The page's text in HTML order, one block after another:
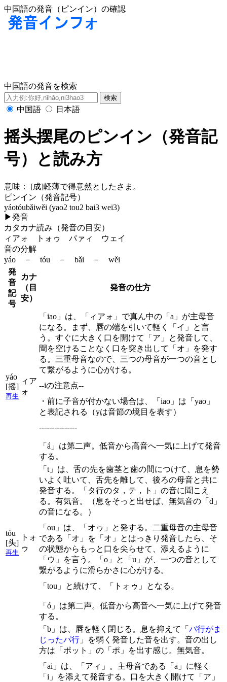
中国語の発音（ピンイン）の確認
中国語の発音を検索
中国語 日本語
摇头摆尾のピンイン（発音記
号）と読み方
意味：
[成]軽薄で得意然としたさま。
ピンイン（発音記号）
yáotóubǎiwěi (yao2 tou2 bai3 wei3)
▶発音
カタカナ読み（発音の目安）
ィアォ トォゥ パァィ ウェイ
音の分解
yáo － tóu － bǎi － wěi
発
音
記
号
カナ
（目
安）
発音の仕方
yáo
[摇]
再生
ィア
ォ
「iao」は、「ィアォ」で真ん中の「a」が主母音
になる。まず、唇の端を引いて軽く「イ」と言
う。すぐに大きく口を開けて「ア」と発音して、
間を空けることなく口を突き出して「オ」を発す
る。三重母音なので、三つの母音が一つの音とし
て繋がるように心がける。
--iの注意点--
・前に子音が付かない場合は、「iao」は「yao」
と表記される（yは音節の境目を表す）
---------------
「á」は第二声。低音から高音へ一気に上げて発音
する。
tóu
[头]
再生
トォ
ゥ
「t」は、舌の先を歯茎と歯の間につけて、息を勢
いよく吐いて、舌先を離して、後ろの母音と共に
発音する。「タ行のタ，テ，ト」の音に聞こえ
る。有気音。（息をそっと出せば、無気音の「d」
の音になる。）
「ou」は、「オゥ」と発する。二重母音の主母音
である「オ」を「オ」とはっきり発音したら、そ
の状態からもっと口を尖らせて、添えるように
「ウ」を言う。「o」と「u」が、一つの音として
繋がるように滑らかさに心がける。
「tou」と続けて、「トォゥ」となる。
「ó」は第二声。低音から高音へ一気に上げて発音
する。
「b」は、唇を軽く閉じる。息を抑えて「 バ行がま
じったパ行 」を弱く発音した音を出す。音の出し
方は「ポット」の「ポ」を出す感じ。無気音。
「ai」は、「アィ」。主母音である「a」に軽く
「i」を添えて発音する。口を大きく開けて「ア」